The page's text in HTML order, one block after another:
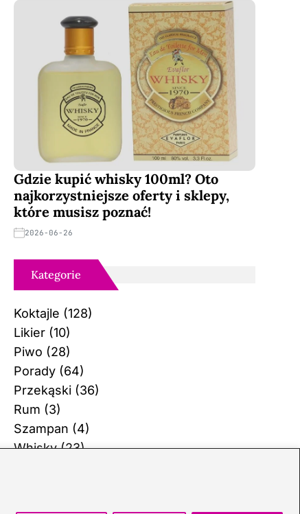
Gdzie kupić whisky 100ml? Oto
najkorzystniejsze oferty i sklepy,
które musisz poznać!
2026-06-26
Kategorie
Koktajle (128)
Likier(10)
Piwo (28)
Porady(64)
Przekąski(36)
Rum (3)
Szampan (4)
Whisky(23)